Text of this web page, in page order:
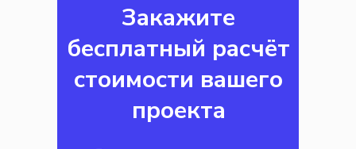
Закажите
бесплатный расчёт
стоимости вашего
проекта